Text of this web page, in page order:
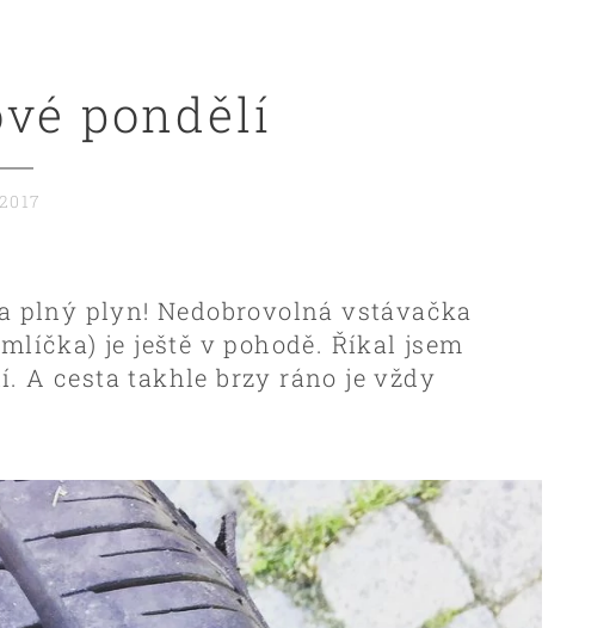
pondělí
plný plyn! Nedobrovolná vstávačka
je ještě v pohodě. Říkal jsem
A cesta takhle brzy ráno je vždy